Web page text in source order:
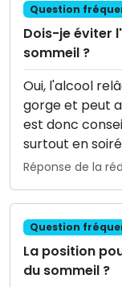
Question
Dois-je éviter
sommeil ?
Oui, l'alcool
gorge et peut
est donc
surtout en
Réponse de la
Question
La position
du sommeil ?